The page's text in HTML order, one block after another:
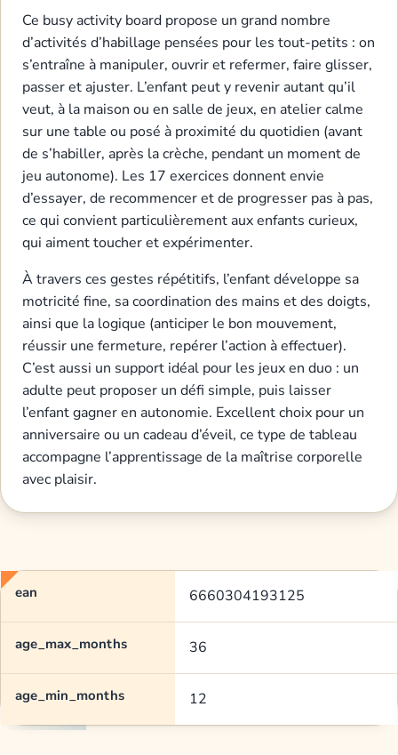
Ce busy activity board propose un grand nombre
d’activités d’habillage pensées pour les tout-petits : on
s’entraîne à manipuler, ouvrir et refermer, faire glisser,
passer et ajuster. L’enfant peut y revenir autant qu’il
veut, à la maison ou en salle de jeux, en atelier calme
sur une table ou posé à proximité du quotidien (avant
de s’habiller, après la crèche, pendant un moment de
jeu autonome). Les 17 exercices donnent envie
d’essayer, de recommencer et de progresser pas à pas,
ce qui convient particulièrement aux enfants curieux,
qui aiment toucher et expérimenter.
À travers ces gestes répétitifs, l’enfant développe sa
motricité fine, sa coordination des mains et des doigts,
ainsi que la logique (anticiper le bon mouvement,
réussir une fermeture, repérer l’action à effectuer).
C’est aussi un support idéal pour les jeux en duo : un
adulte peut proposer un défi simple, puis laisser
l’enfant gagner en autonomie. Excellent choix pour un
anniversaire ou un cadeau d’éveil, ce type de tableau
accompagne l’apprentissage de la maîtrise corporelle
avec plaisir.
ean 6660304193125
age_max_months 36
age_min_months 12